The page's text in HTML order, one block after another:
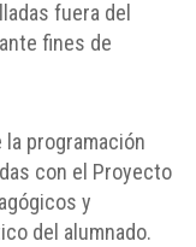
fuera del
fines de
programación
con el Proyecto
y
del alumnado.